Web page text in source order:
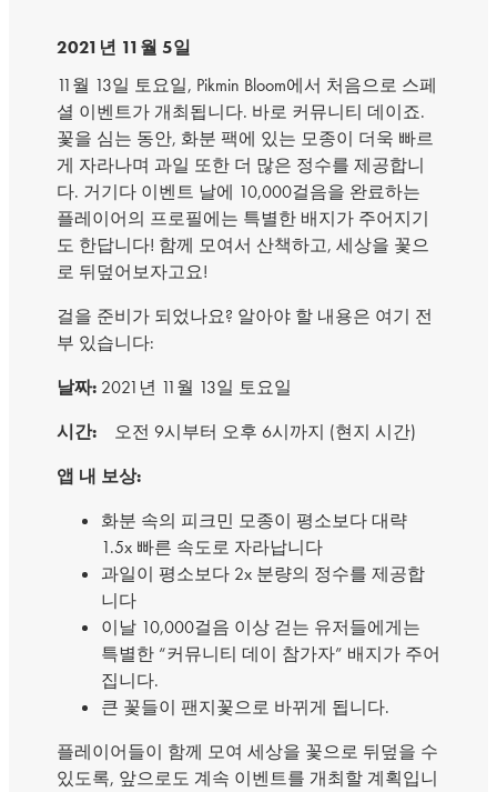
2021년 11월 5일
11월 13일 토요일, Pikmin Bloom에서 처음으로 스페
셜 이벤트가 개최됩니다. 바로 커뮤니티 데이죠.
꽃을 심는 동안, 화분 팩에 있는 모종이 더욱 빠르
게 자라나며 과일 또한 더 많은 정수를 제공합니
다. 거기다 이벤트 날에 10,000걸음을 완료하는
플레이어의 프로필에는 특별한 배지가 주어지기
도 한답니다! 함께 모여서 산책하고, 세상을 꽃으
로 뒤덮어보자고요!
걸을 준비가 되었나요? 알아야 할 내용은 여기 전
부 있습니다:
날짜:2021년 11월 13일 토요일
시간:오전 9시부터 오후 6시까지 (현지 시간)
앱 내 보상:
화분 속의 피크민 모종이 평소보다 대략
1.5x 빠른 속도로 자라납니다
과일이 평소보다 2x 분량의 정수를 제공합
니다
이날 10,000걸음 이상 걷는 유저들에게는
특별한 “커뮤니티 데이 참가자” 배지가 주어
집니다.
큰 꽃들이 팬지꽃으로 바뀌게 됩니다.
플레이어들이 함께 모여 세상을 꽃으로 뒤덮을 수
있도록, 앞으로도 계속 이벤트를 개최할 계획입니